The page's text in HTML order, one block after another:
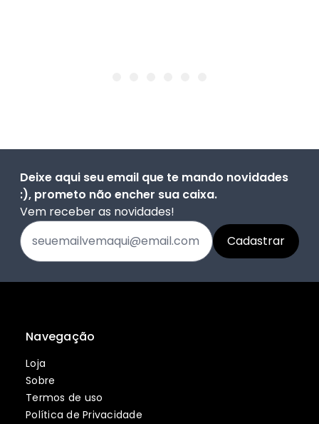
Deixe aqui seu email que te mando novidades
:), prometo não encher sua caixa.
Vem receber as novidades!
Navegação
Loja
Sobre
Termos de uso
Política de Privacidade